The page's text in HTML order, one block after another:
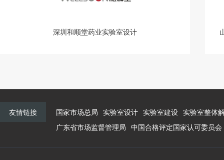
深圳和顺堂药业实验室设计
友情链接 国家市场总局 实验室设计 实验室建设 实验室整体
广东省市场监督管理局 中国合格评定国家认可委员会